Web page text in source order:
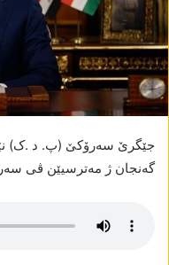
جێگرێ سەرۆکێ (پ. د .ک)
گەنجان ژ مەترسیێن ڤی